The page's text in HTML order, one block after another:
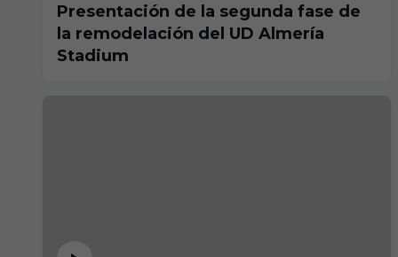
Presentación de la segunda fase de
la remodelación del UD Almería
Stadium